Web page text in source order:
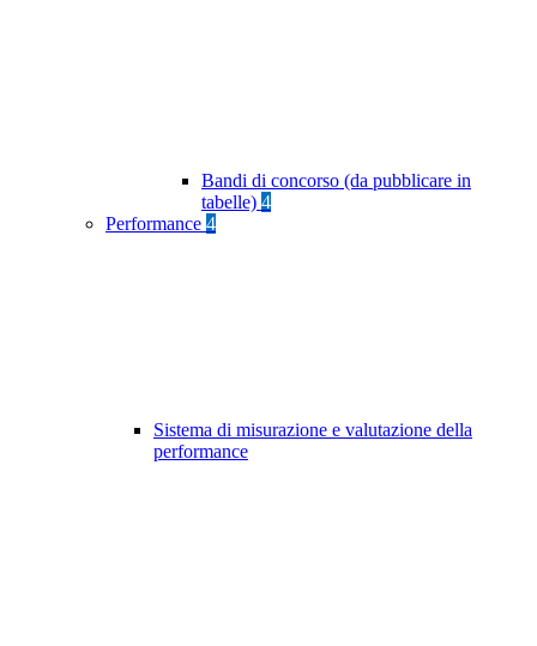
Bandi di concorso (da pubblicare in
tabelle) 4
Performance 4
Sistema di misurazione e valutazione della
performance